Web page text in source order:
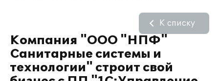
Компания "ООО "НПФ"
Санитарные системы и
технологии" строит свой
К списку